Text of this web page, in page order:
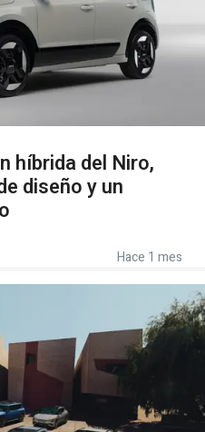
híbrida del Niro,
diseño y un
Hace 1 mes